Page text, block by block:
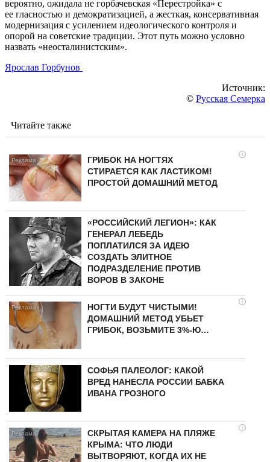
вероятно, ожидала не горбачевская «Перестройка» с
ее гласностью и демократизацией, а жесткая, консервативная
модернизация с усилением идеологического контроля и
опорой на советские традиции. Этот путь можно условно
назвать «неосталинистским».
Ярослав Горбунов
Источник:
© Русская Семерка
Читайте также
i
ГРИБОК НА НОГТЯХ
СТИРАЕТСЯ КАК ЛАСТИКОМ!
ПРОСТОЙ ДОМАШНИЙ МЕТОД
«РОССИЙСКИЙ ЛЕГИОН»: КАК
ГЕНЕРАЛ ЛЕБЕДЬ
ПОПЛАТИЛСЯ ЗА ИДЕЮ
СОЗДАТЬ ЭЛИТНОЕ
ПОДРАЗДЕЛЕНИЕ ПРОТИВ
ВОРОВ В ЗАКОНЕ
i
НОГТИ БУДУТ ЧИСТЫМИ!
ДОМАШНИЙ МЕТОД УБЬЕТ
ГРИБОК, ВОЗЬМИТЕ 3%-Ю…
СОФЬЯ ПАЛЕОЛОГ: КАКОЙ
ВРЕД НАНЕСЛА РОССИИ БАБКА
ИВАНА ГРОЗНОГО
i
СКРЫТАЯ КАМЕРА НА ПЛЯЖЕ
КРЫМА: ЧТО ЛЮДИ
ВЫТВОРЯЮТ, КОГДА ИХ НЕ